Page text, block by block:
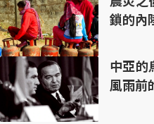
鎖的內
中亞的
風雨前